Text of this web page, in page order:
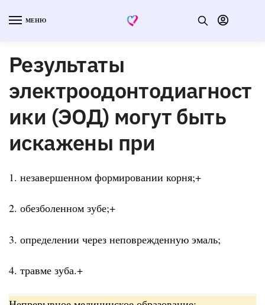
МЕНЮ
Результаты
электроодонтодиагност
ики (ЭОД) могут быть
искажены при
1. незавершенном формировании корня;+
2. обезболенном зубе;+
3. определении через неповрежденную эмаль;
4. травме зуба.+